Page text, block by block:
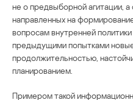
не о предвыборной агитации, а
направленных на
вопросам внутренней
предыдущими попытками
продолжительностью,
планированием.
Примером такой